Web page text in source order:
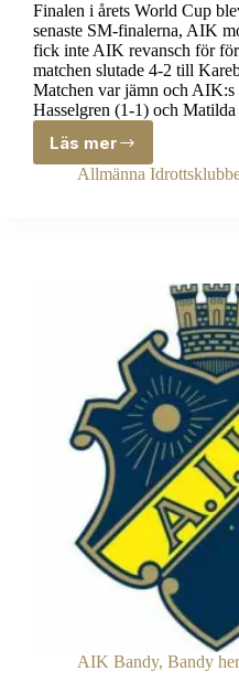
Finalen i årets World Cup
senaste SM-finalerna, AIK
fick inte AIK revansch för
matchen slutade 4-2 till
Matchen var jämn och
Hasselgren (1-1) och
Läs merFinalförlust
i
Allmänna
AIK Bandy, Bandy